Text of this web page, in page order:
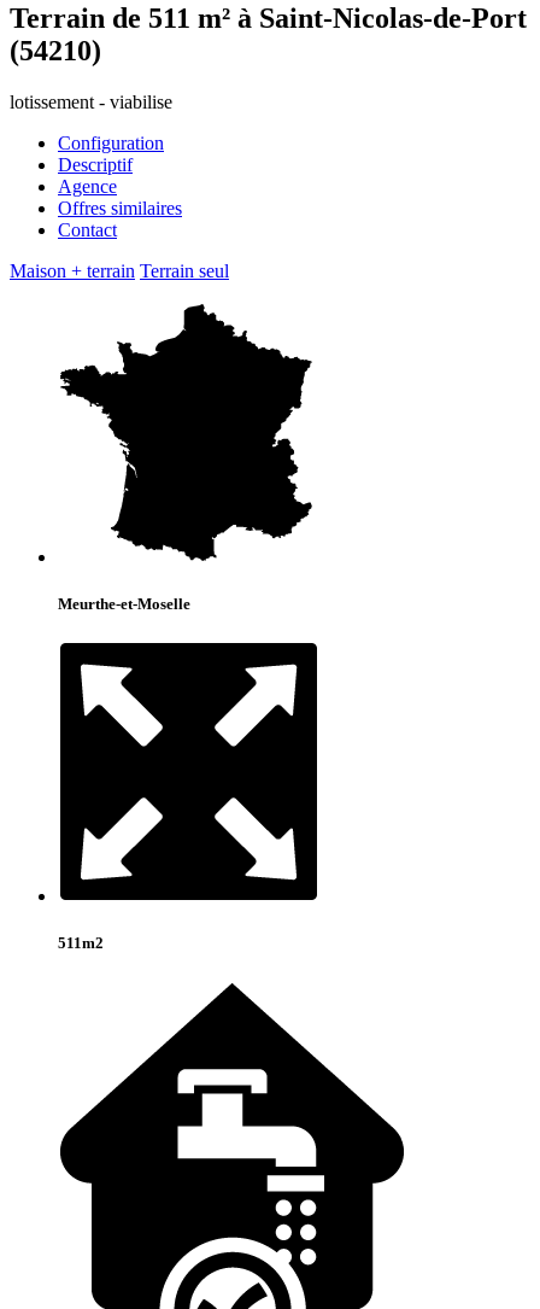
Terrain de 511 m² à Saint-Nicolas-de-Port
(54210)
lotissement - viabilise
Configuration
Descriptif
Agence
Offres similaires
Contact
Maison + terrain Terrain seul
Meurthe-et-Moselle
511m2